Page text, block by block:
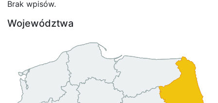
Brak wpisów.
Województwa